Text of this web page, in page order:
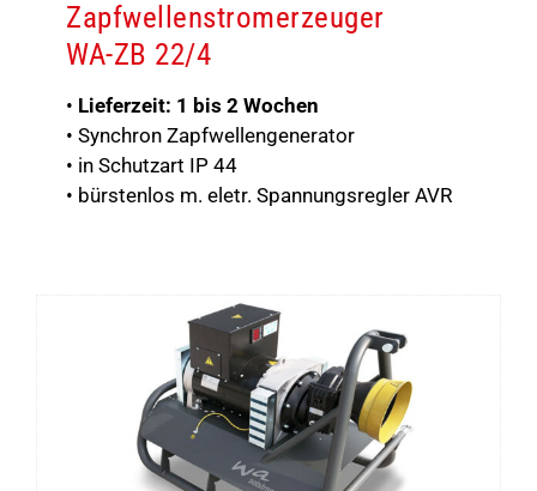
Zapfwellenstromerzeuger
WA-ZB 22/4
• Lieferzeit: 1 bis 2 Wochen
• Synchron Zapfwellengenerator
• in Schutzart IP 44
• bürstenlos m. eletr. Spannungsregler AVR